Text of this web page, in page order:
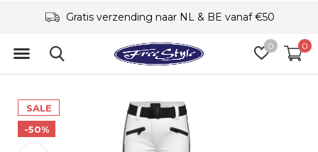
0 0
Gratis verzending naar NL & BE vanaf €50
SALE
-50%